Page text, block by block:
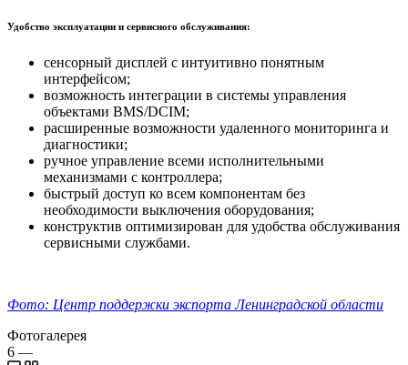
Удобство эксплуатации и сервисного обслуживания:
сенсорный дисплей с интуитивно понятным
интерфейсом;
возможность интеграции в системы управления
объектами BMS/DCIM;
расширенные возможности удаленного мониторинга и
диагностики;
ручное управление всеми исполнительными
механизмами с контроллера;
быстрый доступ ко всем компонентам без
необходимости выключения оборудования;
конструктив оптимизирован для удобства обслуживания
сервисными службами.
Фото: Центр поддержки экспорта Ленинградской области
Фотогалерея
6 —